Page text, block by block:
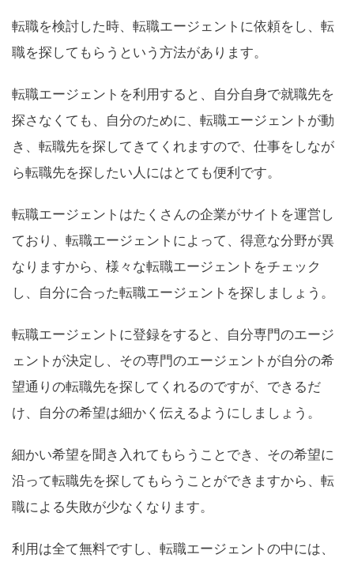
転職を検討した時、転職エージェントに依頼をし、転
職を探してもらうという方法があります。
転職エージェントを利用すると、自分自身で就職先を
探さなくても、自分のために、転職エージェントが動
き、転職先を探してきてくれますので、仕事をしなが
ら転職先を探したい人にはとても便利です。
転職エージェントはたくさんの企業がサイトを運営し
ており、転職エージェントによって、得意な分野が異
なりますから、様々な転職エージェントをチェック
し、自分に合った転職エージェントを探しましょう。
転職エージェントに登録をすると、自分専門のエージ
ェントが決定し、その専門のエージェントが自分の希
望通りの転職先を探してくれるのですが、できるだ
け、自分の希望は細かく伝えるようにしましょう。
細かい希望を聞き入れてもらうことでき、その希望に
沿って転職先を探してもらうことができますから、転
職による失敗が少なくなります。
利用は全て無料ですし、転職エージェントの中には、